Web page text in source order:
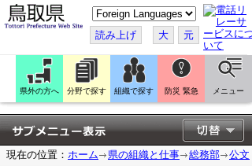
こ
の
ペ
ー
ジ
翻
訳
す
る
読み上げ 大 元
県外の方へ 分野で探す 組織で探す 防災 緊急 メニュー
現在の位置： ホーム 県の組織と仕事 総務部
公文